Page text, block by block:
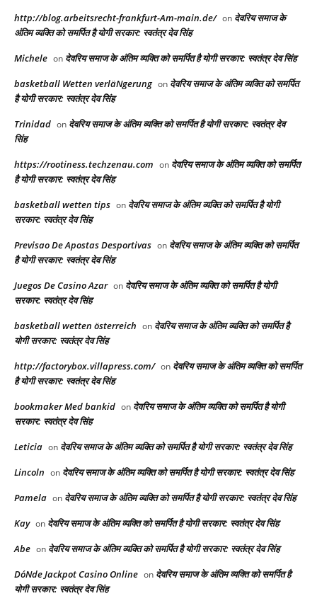
http://blog.arbeitsrecht-frankfurt-Am-main.de/ on देवरिय समाज के
अंतिम व्यक्ति को समर्पित है योगी सरकार: स्वतंत्र देव सिंह
Michele on देवरिय समाज के अंतिम व्यक्ति को समर्पित है योगी सरकार: स्वतंत्र देव सिंह
basketball Wetten verläNgerung on देवरिय समाज के अंतिम व्यक्ति को समर्पित
है योगी सरकार: स्वतंत्र देव सिंह
Trinidad on देवरिय समाज के अंतिम व्यक्ति को समर्पित है योगी सरकार: स्वतंत्र देव
सिंह
https://rootiness.techzenau.com on देवरिय समाज के अंतिम व्यक्ति को समर्पित
है योगी सरकार: स्वतंत्र देव सिंह
basketball wetten tips on देवरिय समाज के अंतिम व्यक्ति को समर्पित है योगी
सरकार: स्वतंत्र देव सिंह
Previsao De Apostas Desportivas on देवरिय समाज के अंतिम व्यक्ति को समर्पित
है योगी सरकार: स्वतंत्र देव सिंह
Juegos De Casino Azar on देवरिय समाज के अंतिम व्यक्ति को समर्पित है योगी
सरकार: स्वतंत्र देव सिंह
basketball wetten österreich on देवरिय समाज के अंतिम व्यक्ति को समर्पित है
योगी सरकार: स्वतंत्र देव सिंह
http://factorybox.villapress.com/ on देवरिय समाज के अंतिम व्यक्ति को समर्पित
है योगी सरकार: स्वतंत्र देव सिंह
bookmaker Med bankid on देवरिय समाज के अंतिम व्यक्ति को समर्पित है योगी
सरकार: स्वतंत्र देव सिंह
Leticia on देवरिय समाज के अंतिम व्यक्ति को समर्पित है योगी सरकार: स्वतंत्र देव सिंह
Lincoln on देवरिय समाज के अंतिम व्यक्ति को समर्पित है योगी सरकार: स्वतंत्र देव सिंह
Pamela on देवरिय समाज के अंतिम व्यक्ति को समर्पित है योगी सरकार: स्वतंत्र देव सिंह
Kay on देवरिय समाज के अंतिम व्यक्ति को समर्पित है योगी सरकार: स्वतंत्र देव सिंह
Abe on देवरिय समाज के अंतिम व्यक्ति को समर्पित है योगी सरकार: स्वतंत्र देव सिंह
DóNde Jackpot Casino Online on देवरिय समाज के अंतिम व्यक्ति को समर्पित है
योगी सरकार: स्वतंत्र देव सिंह